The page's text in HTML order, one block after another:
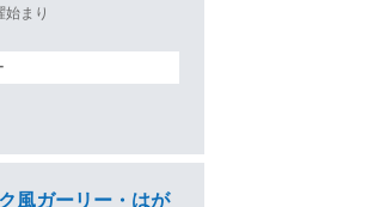
まり
風ガーリー・はが